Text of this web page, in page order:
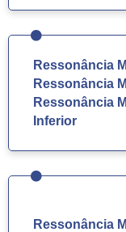
Ressonância
Ressonância
Ressonância
Inferior
Ressonância